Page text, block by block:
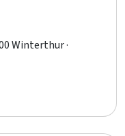
Winterthur ·